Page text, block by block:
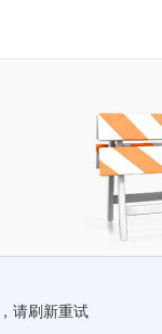
请刷新重试